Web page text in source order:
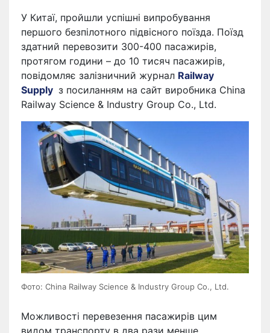
У Китаї, пройшли успішні випробування
першого безпілотного підвісного поїзда. Поїзд
здатний перевозити 300-400 пасажирів,
протягом години – до 10 тисяч пасажирів,
повідомляє залізничний журнал Railway
Supply з посиланням на сайт виробника China
Railway Science & Industry Group Co., Ltd.
Фото: China Railway Science & Industry Group Co., Ltd.
Можливості перевезення пасажирів цим
видом транспорту в два рази менше